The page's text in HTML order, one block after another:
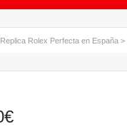
Rolex Perfecta en España >
€